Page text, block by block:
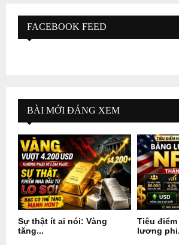
FACEBOOK FEED
BÀI MỚI ĐÁNG XEM
Sự thật ít ai nói: Vàng
tăng...
Tiêu
lương